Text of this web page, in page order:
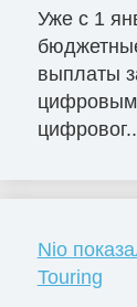
Уже с 1
выплаты
Nio
Touring